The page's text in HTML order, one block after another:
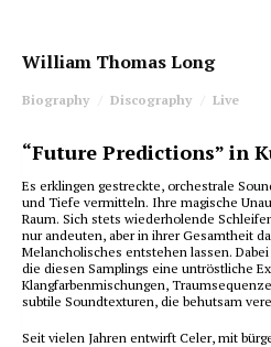
William Thomas Long
Biography Discography Live
“Future Predictions” in
Es erklingen gestreckte, orchestrale
und Tiefe vermitteln. Ihre magische
Raum. Sich stets wiederholende
nur andeuten, aber in ihrer Gesamtheit
Melancholisches entstehen lassen.
die diesen Samplings eine untröstliche
Klangfarbenmischungen,
subtile Soundtexturen, die behutsam
Seit vielen Jahren entwirft Celer, mit